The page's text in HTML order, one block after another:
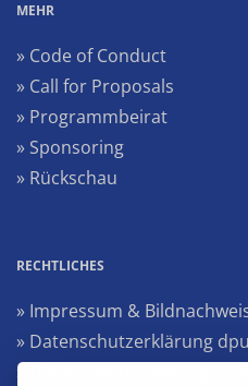
MEHR
» Code of Conduct
» Call for Proposals
» Programmbeirat
» Sponsoring
» Rückschau
RECHTLICHES
» Impressum &
» Datenschutzerklärung
» Datenschutzerklärung